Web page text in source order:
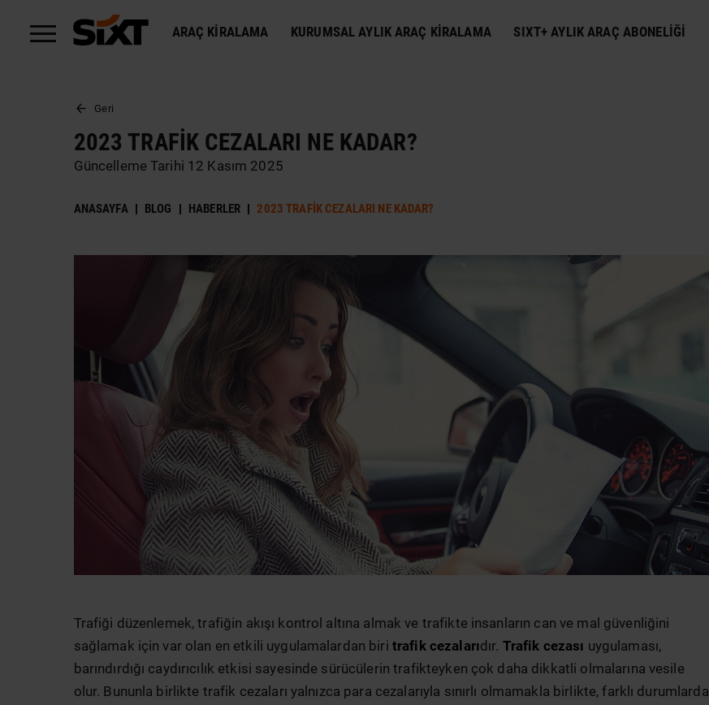
ARAÇ KIRALAMA KURUMSAL AYLIK ARAÇ KIRALAMA SIXT+ AYLIK ARAÇ ABONELIĞI
Geri
2023 TRAFIK CEZALARI NE KADAR?
Güncelleme Tarihi 12 Kasım 2025
ANASAYFA BLOG HABERLER 2023 TRAFIK CEZALARI NE KADAR?
Trafiği düzenlemek, trafiğin akışı kontrol altına almak ve trafikte insanların can ve mal güvenliğini
sağlamak için var olan en etkili uygulamalardan biri trafik cezalarıdır. Trafik cezası uygulaması,
barındırdığı caydırıcılık etkisi sayesinde sürücülerin trafikteyken çok daha dikkatli olmalarına vesile
olur. Bununla birlikte trafik cezaları yalnızca para cezalarıyla sınırlı olmamakla birlikte, farklı durumlarda